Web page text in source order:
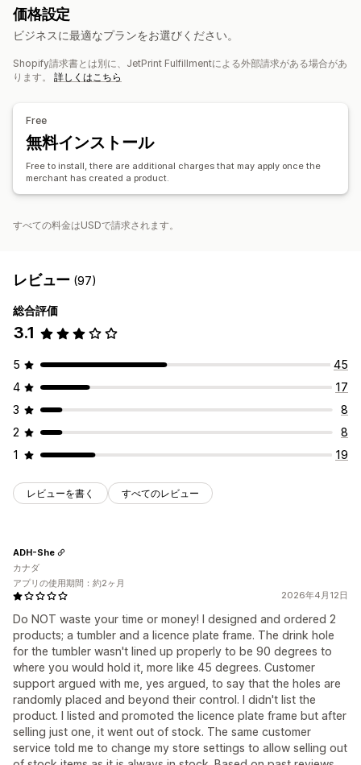
商品
全面プリント
バッグ ブランケット アパレル
ペット用品
ウォールアート
グローバルフルフィルメント
インテリア・園芸品
中国
価格設定
ビジネスに最適なプランをお選びください。
Shopify請求書とは別に、JetPrint Fulfillmentによる外部請求がある場合があ
ります。 詳しくはこちら
Free
無料インストール
Free to install, there are additional charges that may apply once the
merchant has created a product.
すべての料金はUSDで請求されます。
レビュー (97)
総合評価
3.1
5
45
4
17
3
8
2
8
1
19
レビューを書く すべてのレビュー
2026年4月12日
Do NOT waste your time or money! I designed and ordered 2
products; a tumbler and a licence plate frame. The drink hole
for the tumbler wasn't lined up properly to be 90 degrees to
where you would hold it, more like 45 degrees. Customer
support argued with me, yes argued, to say that the holes are
randomly placed and beyond their control. I didn't list the
product. I listed and promoted the licence plate frame but after
selling just one, it went out of stock. The same customer
service told me to change my store settings to allow selling out
ADH-She
カナダ
アプリの使用期間：約2ヶ月